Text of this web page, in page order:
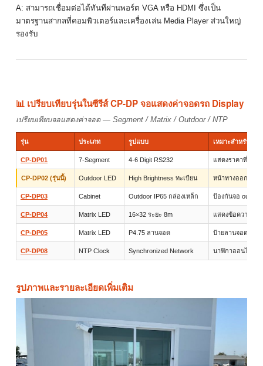
A: สามารถเชื่อมต่อได้ทันทีผ่านพอร์ต VGA หรือ HDMI ซึ่งเป็น
มาตรฐานสากลที่คอมพิวเตอร์และเครื่องเล่น Media Player ส่วนใหญ่
รองรับ
📊 เปรียบเทียบรุ่นในซีรีส์ CP-DP จอแสดงค่าจอดรถ Display
เปรียบเทียบจอแสดงค่าจอด — Segment / Matrix / Outdoor / NTP
รุ่น ประเภท รูปแบบ เหมาะสำหรับ
CP-DP01 7-Segment 4-6 Digit RS232 แสดงราคาที่จอด
CP-DP02 (รุ่นนี้) Outdoor LED High Brightness ทะเบียน หน้าทางออก
CP-DP03 Cabinet Outdoor IP65 กล่องเหล็ก ป้องกันจอ outdoor
CP-DP04 Matrix LED 16×32 ระยะ 8m แสดงข้อความ +
CP-DP05 Matrix LED P4.75 ลานจอด ป้ายลานจอดทั่วไป
CP-DP08 NTP Clock Synchronized Network นาฬิกาออนไลน์ล
รูปภาพและรายละเอียดเพิ่มเติม